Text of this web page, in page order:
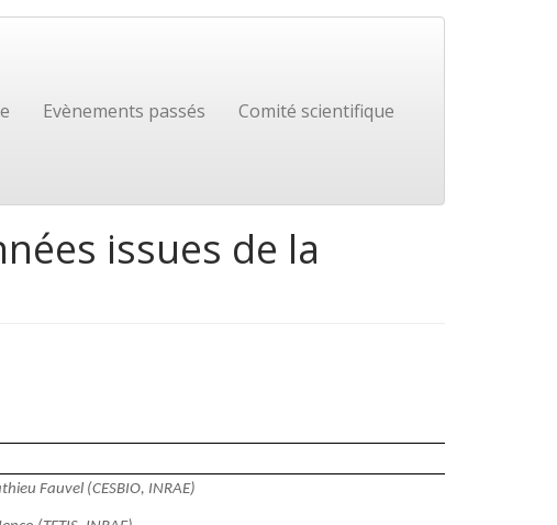
Evènements passés Comité scientifique
issues de la
Fauvel (CESBIO, INRAE)